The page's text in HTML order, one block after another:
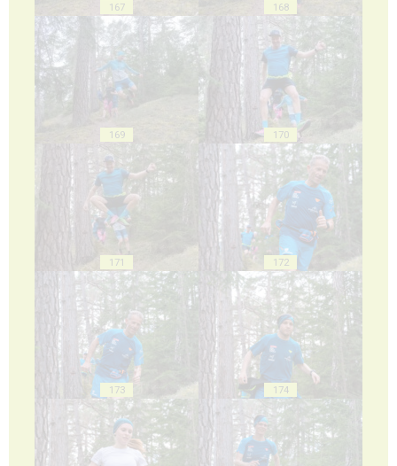
167 168
169 170
171 172
173 174